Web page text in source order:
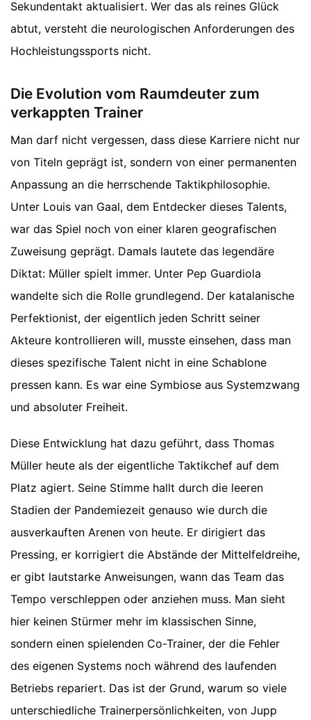
Sekundentakt aktualisiert. Wer das als reines Glück
abtut, versteht die neurologischen Anforderungen des
Hochleistungssports nicht.
Die Evolution vom Raumdeuter zum
verkappten Trainer
Man darf nicht vergessen, dass diese Karriere nicht nur
von Titeln geprägt ist, sondern von einer permanenten
Anpassung an die herrschende Taktikphilosophie.
Unter Louis van Gaal, dem Entdecker dieses Talents,
war das Spiel noch von einer klaren geografischen
Zuweisung geprägt. Damals lautete das legendäre
Diktat: Müller spielt immer. Unter Pep Guardiola
wandelte sich die Rolle grundlegend. Der katalanische
Perfektionist, der eigentlich jeden Schritt seiner
Akteure kontrollieren will, musste einsehen, dass man
dieses spezifische Talent nicht in eine Schablone
pressen kann. Es war eine Symbiose aus Systemzwang
und absoluter Freiheit.
Diese Entwicklung hat dazu geführt, dass Thomas
Müller heute als der eigentliche Taktikchef auf dem
Platz agiert. Seine Stimme hallt durch die leeren
Stadien der Pandemiezeit genauso wie durch die
ausverkauften Arenen von heute. Er dirigiert das
Pressing, er korrigiert die Abstände der Mittelfeldreihe,
er gibt lautstarke Anweisungen, wann das Team das
Tempo verschleppen oder anziehen muss. Man sieht
hier keinen Stürmer mehr im klassischen Sinne,
sondern einen spielenden Co-Trainer, der die Fehler
des eigenen Systems noch während des laufenden
Betriebs repariert. Das ist der Grund, warum so viele
unterschiedliche Trainerpersönlichkeiten, von Jupp